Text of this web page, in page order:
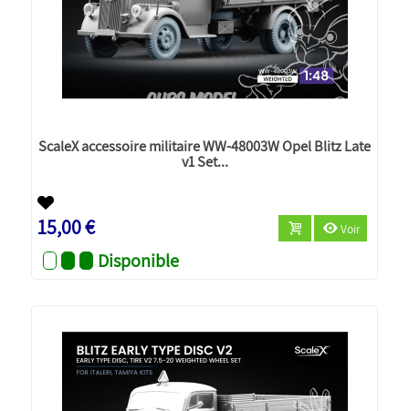
ScaleX accessoire militaire WW-48003W Opel Blitz Late
v1 Set...
15,00 € Voir
Disponible